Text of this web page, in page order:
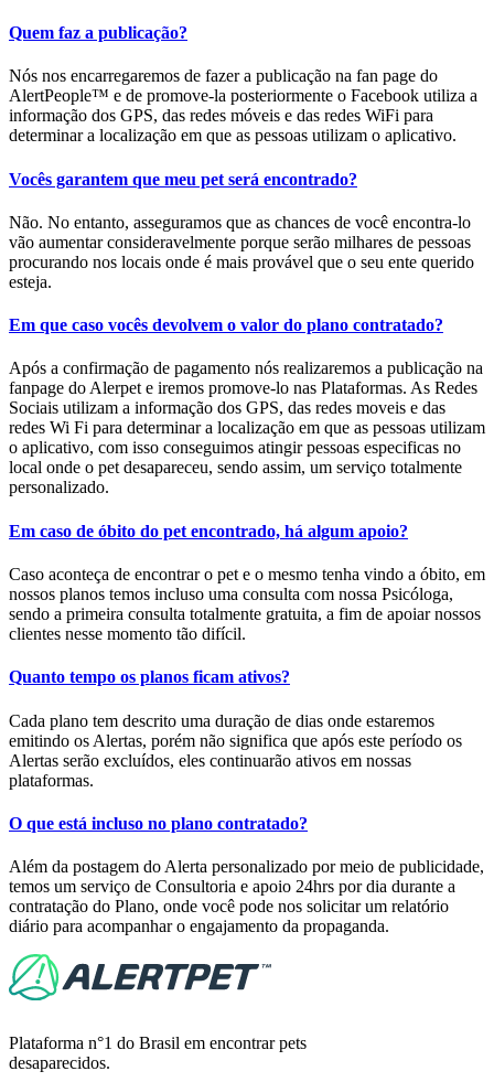
Quem faz a publicação?
Nós nos encarregaremos de fazer a publicação na fan page do
AlertPeople™ e de promove-la posteriormente o Facebook utiliza a
informação dos GPS, das redes móveis e das redes WiFi para
determinar a localização em que as pessoas utilizam o aplicativo.
Vocês garantem que meu pet será encontrado?
Não. No entanto, asseguramos que as chances de você encontra-lo
vão aumentar consideravelmente porque serão milhares de pessoas
procurando nos locais onde é mais provável que o seu ente querido
esteja.
Em que caso vocês devolvem o valor do plano contratado?
Após a confirmação de pagamento nós realizaremos a publicação na
fanpage do Alerpet e iremos promove-lo nas Plataformas. As Redes
Sociais utilizam a informação dos GPS, das redes moveis e das
redes Wi Fi para determinar a localização em que as pessoas utilizam
o aplicativo, com isso conseguimos atingir pessoas especificas no
local onde o pet desapareceu, sendo assim, um serviço totalmente
personalizado.
Em caso de óbito do pet encontrado, há algum apoio?
Caso aconteça de encontrar o pet e o mesmo tenha vindo a óbito, em
nossos planos temos incluso uma consulta com nossa Psicóloga,
sendo a primeira consulta totalmente gratuita, a fim de apoiar nossos
clientes nesse momento tão difícil.
Quanto tempo os planos ficam ativos?
Cada plano tem descrito uma duração de dias onde estaremos
emitindo os Alertas, porém não significa que após este período os
Alertas serão excluídos, eles continuarão ativos em nossas
plataformas.
O que está incluso no plano contratado?
Além da postagem do Alerta personalizado por meio de publicidade,
temos um serviço de Consultoria e apoio 24hrs por dia durante a
contratação do Plano, onde você pode nos solicitar um relatório
diário para acompanhar o engajamento da propaganda.
Plataforma n°1 do Brasil em encontrar pets
desaparecidos.